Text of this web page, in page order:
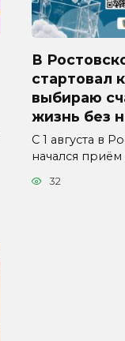
В
стартовал
выбираю
жизнь без
С 1 августа в
начался приём
32